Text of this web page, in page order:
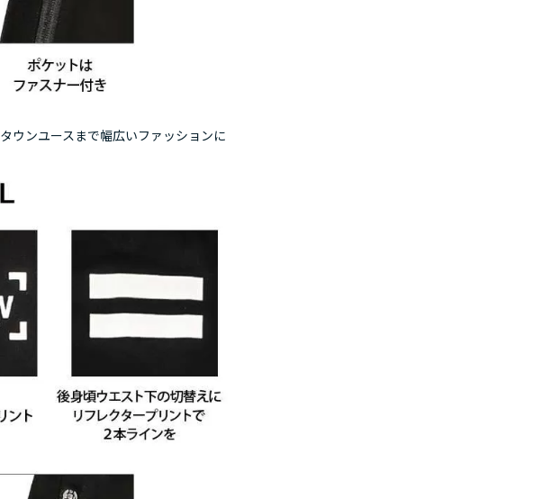
ウンユースまで幅広いファッションに